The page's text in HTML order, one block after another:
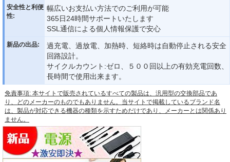
安全性と利便
性:
幅広いお支払い方法でのご利用が可能
365日24時間サポートいたします
SSL通信による個人情報保護で安心
新品の出品:
過充電、過放電、加熱時、短絡時は自動停止される安全
回路設計。
サイクルカウント:ゼロ、５００回以上の有効充電回数、
長時間で使用出来ます。
免責事項: 本サイトで販売されているすべての製品は、汎用型の交換部品であ
り、どのメーカーのものでもありません。当サイトで掲載しているブランド名
は、製品が対応できる機器の種類を示すためだけであり、メーカーとは関係あり
ません。